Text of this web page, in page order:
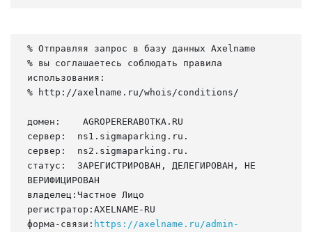
% Отправляя запрос в базу данных Axelname
% вы соглашаетесь соблюдать правила
использования:
% http://axelname.ru/whois/conditions/
домен:    AGROPERERABOTKA.RU
сервер:  ns1.sigmaparking.ru.
сервер:  ns2.sigmaparking.ru.
статус:  ЗАРЕГИСТРИРОВАН, ДЕЛЕГИРОВАН, НЕ
ВЕРИФИЦИРОВАН
владелец:Частное Лицо
регистратор:AXELNAME-RU
форма-связи: https://axelname.ru/admin-